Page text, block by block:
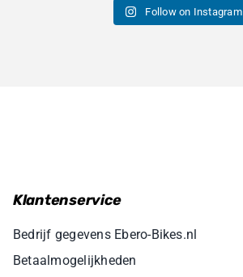
Follow on Instagram
Klantenservice
Bedrijf gegevens Ebero-Bikes.nl
Betaalmogelijkheden